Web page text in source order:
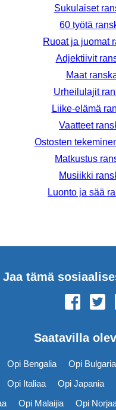
Sukulaiset
60 työtä
Ruoat ja juomat
Adjektiivit
Maat
Urheilulajit
Liike-elämä
Vaatteet
Ostosten
Matkustus
Musiikki
Luonto ja sää
Jaa tämä
Saatavilla
Opi Bengalia Opi
Opi Italiaa Opi Japania
Opi Malaijia Opi